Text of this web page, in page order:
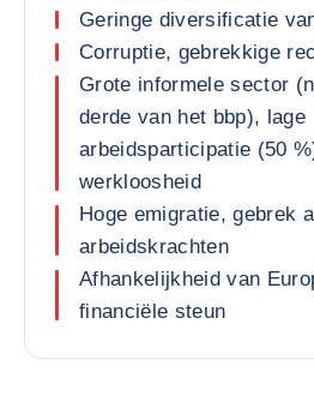
Geringe diversificatie
Corruptie, gebrekkige
Grote informele sector
derde van het bbp), lage
arbeidsparticipatie (50
werkloosheid
Hoge emigratie, gebrek
arbeidskrachten
Afhankelijkheid van
financiële steun